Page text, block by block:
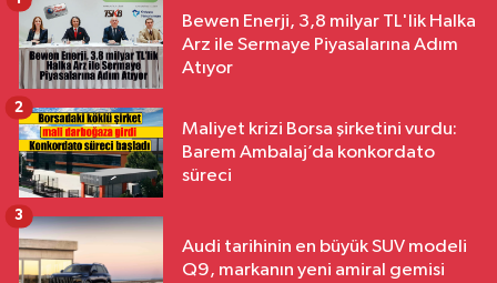
Bewen Enerji, 3,8 milyar TL'lik Halka
Arz ile Sermaye Piyasalarına Adım
Atıyor
Maliyet krizi Borsa şirketini vurdu:
Barem Ambalaj’da konkordato
süreci
2
Audi tarihinin en büyük SUV modeli
Q9, markanın yeni amiral gemisi
3